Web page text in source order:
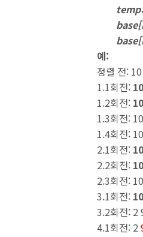
temp:
base[i-
예:
정렬 전:
1.1회전: 10
1.2회전: 10
1.3회전:
1.4회전:
2.1회전: 10
2.2회전: 10
2.3회전:
3.1회전: 10
3.2회전: 2
4.1회전: 2